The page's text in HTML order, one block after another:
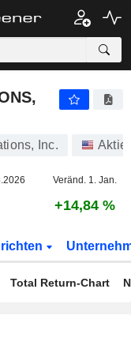
Inc.
Veränd. 1. Jan.
+14,84 %
Total Return-Chart